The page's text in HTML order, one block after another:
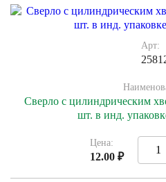
Арт:
Сверло с цилиндрическим
шт. в инд.
Цена:
12.00 ₽